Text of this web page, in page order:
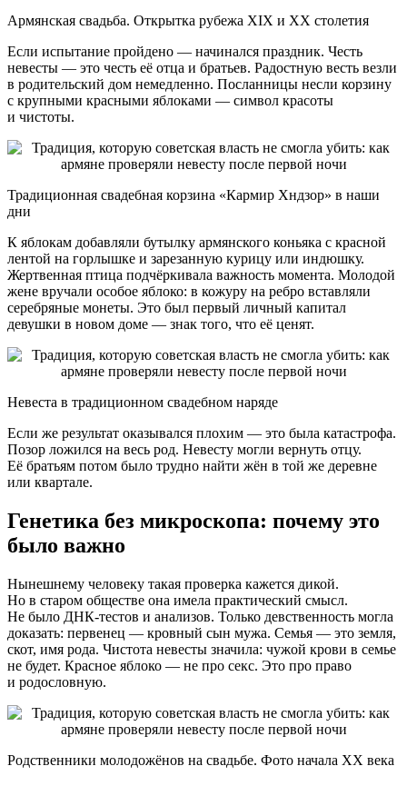
Армянская свадьба. Открытка рубежа XIX и XX столетия
Если испытание пройдено — начинался праздник. Честь
невесты — это честь её отца и братьев. Радостную весть везли
в родительский дом немедленно. Посланницы несли корзину
с крупными красными яблоками — символ красоты
и чистоты.
Традиционная свадебная корзина «Кармир Хндзор» в наши
дни
К яблокам добавляли бутылку армянского коньяка с красной
лентой на горлышке и зарезанную курицу или индюшку.
Жертвенная птица подчёркивала важность момента. Молодой
жене вручали особое яблоко: в кожуру на ребро вставляли
серебряные монеты. Это был первый личный капитал
девушки в новом доме — знак того, что её ценят.
Невеста в традиционном свадебном наряде
Если же результат оказывался плохим — это была катастрофа.
Позор ложился на весь род. Невесту могли вернуть отцу.
Её братьям потом было трудно найти жён в той же деревне
или квартале.
Генетика без микроскопа: почему это
было важно
Нынешнему человеку такая проверка кажется дикой.
Но в старом обществе она имела практический смысл.
Не было ДНК-тестов и анализов. Только девственность могла
доказать: первенец — кровный сын мужа. Семья — это земля,
скот, имя рода. Чистота невесты значила: чужой крови в семье
не будет. Красное яблоко — не про секс. Это про право
и родословную.
Родственники молодожёнов на свадьбе. Фото начала XX века